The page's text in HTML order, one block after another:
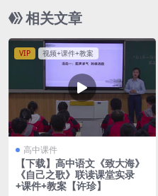
相关文章
VIP 视频+课件+教案
高中课件
【下载】高中语文《致大海》
《自己之歌》联读课堂实录
+课件+教案【许珍】